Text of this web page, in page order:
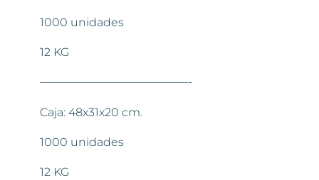
1000 unidades
12 KG
—————————————-
Caja: 48x31x20 cm.
1000 unidades
12 KG